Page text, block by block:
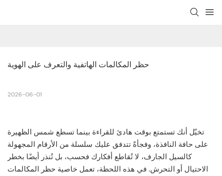
حظر المكالمات الهاتفية والتعرف على الهوية
2026-06-01
تخيّل أنك تستمتع بوقت هادئ للقراءة بينما تسطع شمس الظهيرة
على حافة النافذة، وفجأةً تتدفق عليك سلسلة من الأرقام المجهولة
كالسيل الجارف، لا تُقاطع أفكارك فحسب، بل تُنذر أيضًا بخطر
الاحتيال أو التحرش. في هذه اللحظة، تعمل خاصية حظر المكالمات